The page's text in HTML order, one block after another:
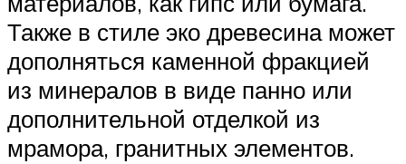
Также в стиле эко древесина может
дополняться каменной фракцией
из минералов в виде панно или
дополнительной отделкой из
мрамора, гранитных элементов.